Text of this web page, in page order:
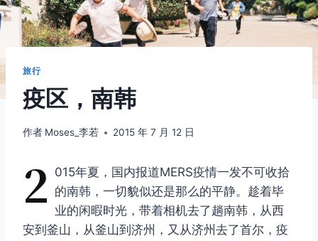
旅行
疫区，南韩
作者 Moses_李若 2015 年 7 月 12 日
2 015年夏，国内报道MERS疫情一发不可收拾
的南韩，一切貌似还是那么的平静。趁着毕
业的闲暇时光，带着相机去了趟南韩，从西
安到釜山，从釜山到济州，又从济州去了首尔，疫